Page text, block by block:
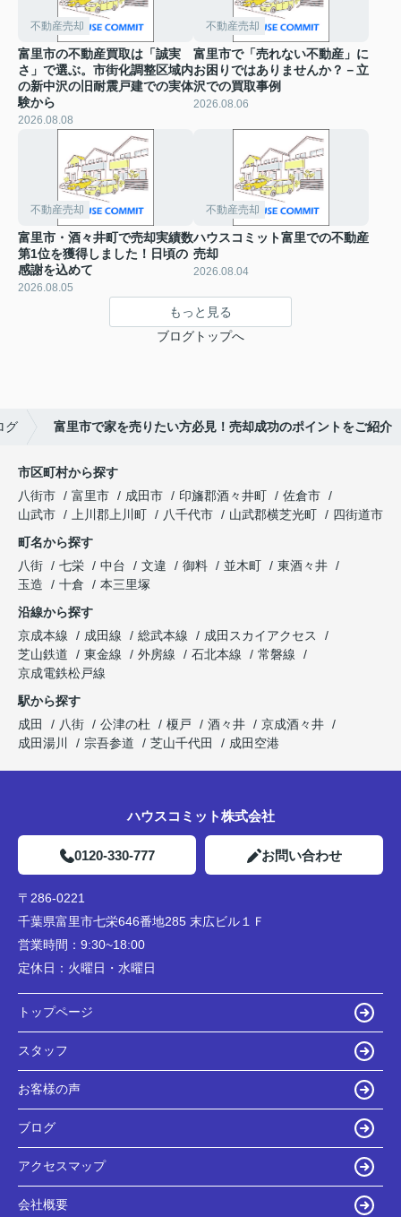
不動産売却
富里市の不動産買取は「誠実
さ」で選ぶ。市街化調整区域内
の新中沢の旧耐震戸建での実体
験から
2026.08.08
不動産売却
富里市で「売れない不動産」に
お困りではありませんか？－立
沢での買取事例
2026.08.06
不動産売却
富里市・酒々井町で売却実績数
第1位を獲得しました！日頃の
感謝を込めて
2026.08.05
不動産売却
ハウスコミット富里での不動産
売却
2026.08.04
もっと見る
ブログトップへ
グ 富里市で家を売りたい方必見！売却成功のポイントをご紹介
市区町村から探す
八街市
富里市 成田市 印旛郡酒々井町
佐倉市
山武市
上川郡上川町 八千代市 山武郡横芝光町
四街道市
町名から探す
八街
七栄 中台 文違 御料 並木町
東酒々井
玉造
十倉
本三里塚
沿線から探す
京成本線
成田線 総武本線
成田スカイアクセス
芝山鉄道
東金線 外房線 石北本線
常磐線
京成電鉄松戸線
駅から探す
成田
八街 公津の杜 榎戸 酒々井
京成酒々井
成田湯川
宗吾参道 芝山千代田 成田空港
ハウスコミット株式会社
0120-330-777 お問い合わせ
〒286-0221
千葉県富里市七栄646番地285 末広ビル１Ｆ
営業時間： 9:30~18:00
定休日： 火曜日・水曜日
トップページ
スタッフ
お客様の声
ブログ
アクセスマップ
会社概要